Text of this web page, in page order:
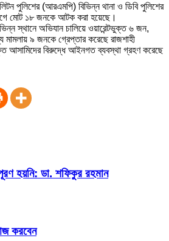
পুলিশের (আরএমপি) বিভিন্ন থানা ও ডিবি পুলিশের
মোট ১৮ জনকে আটক করা হয়েছে।
স্থানে অভিযান চালিয়ে ওয়ারেন্টভুক্ত ৬ জন,
৯ জনকে গ্রেপ্তার করেছে রাজশাহী
আসামিদের বিরুদ্ধে আইনগত ব্যবস্থা গ্রহণ করেছে
হয়নি: ডা. শফিকুর রহমান
করবেন